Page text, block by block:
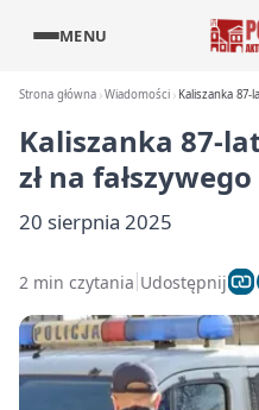
MENU
Strona główna Wiadomości Kaliszanka 87-
Kaliszanka 87-
zł na
20 sierpnia 2025
2 min czytania Udostępnij